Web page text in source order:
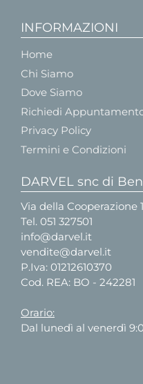
INFORMAZIONI
Home
Chi Siamo
Dove Siamo
Richiedi
Privacy Policy
Termini e Condizioni
DARVEL snc di
Via della Cooperazione
Tel. 051 327501
info@darvel.it
vendite@darvel.it
P.Iva: 01212610370
Cod. REA: BO - 242281
Orario:
Dal lunedì al venerdì